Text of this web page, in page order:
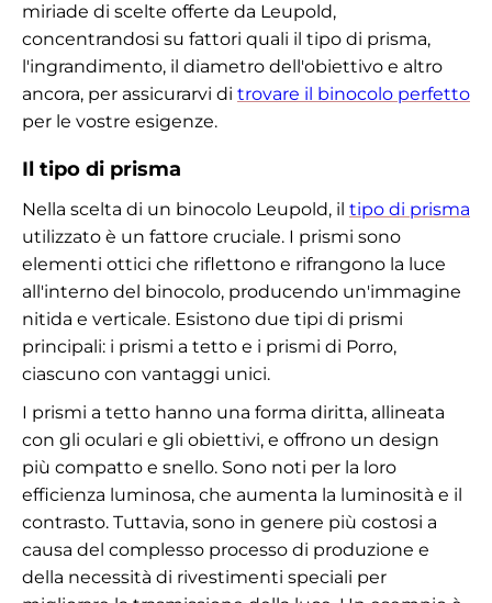
miriade di scelte offerte da Leupold,
concentrandosi su fattori quali il tipo di prisma,
l'ingrandimento, il diametro dell'obiettivo e altro
ancora, per assicurarvi di trovare il binocolo perfetto
per le vostre esigenze.
Il tipo di prisma
Nella scelta di un binocolo Leupold, il tipo di prisma
utilizzato è un fattore cruciale. I prismi sono
elementi ottici che riflettono e rifrangono la luce
all'interno del binocolo, producendo un'immagine
nitida e verticale. Esistono due tipi di prismi
principali: i prismi a tetto e i prismi di Porro,
ciascuno con vantaggi unici.
I prismi a tetto hanno una forma diritta, allineata
con gli oculari e gli obiettivi, e offrono un design
più compatto e snello. Sono noti per la loro
efficienza luminosa, che aumenta la luminosità e il
contrasto. Tuttavia, sono in genere più costosi a
causa del complesso processo di produzione e
della necessità di rivestimenti speciali per